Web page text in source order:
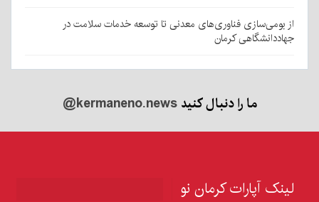
از بومی‌سازی فناوری‌های معدنی تا توسعه خدمات سلامت در
جهاددانشگاهی کرمان
ما را دنبال کنید@kermaneno.news
لینک آپارات کرمان نو